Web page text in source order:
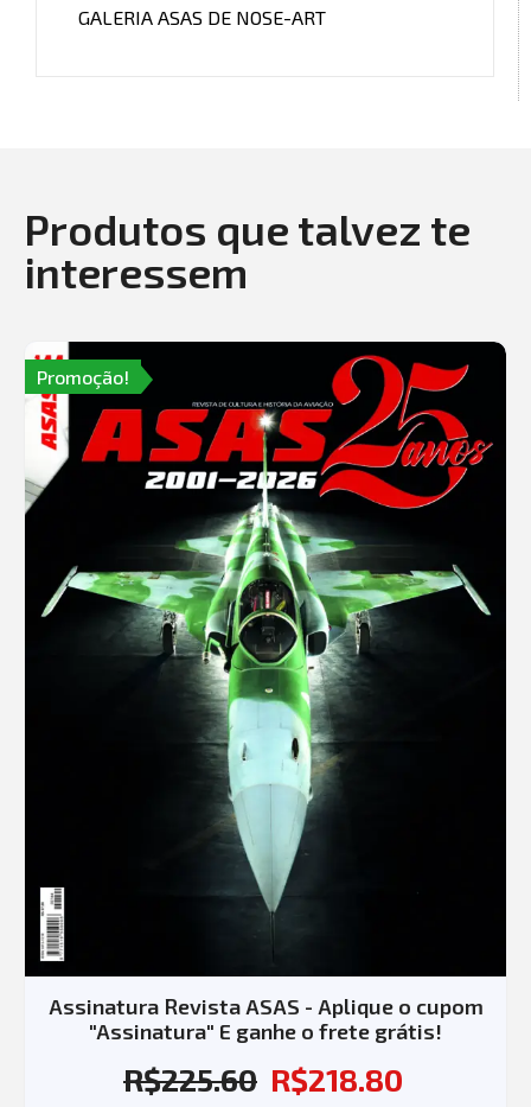
GALERIA ASAS DE NOSE-ART
Produtos que talvez te
interessem
Promoção!
Assinatura Revista ASAS - Aplique o cupom
"Assinatura" E ganhe o frete grátis!
R$225.60 R$218.80